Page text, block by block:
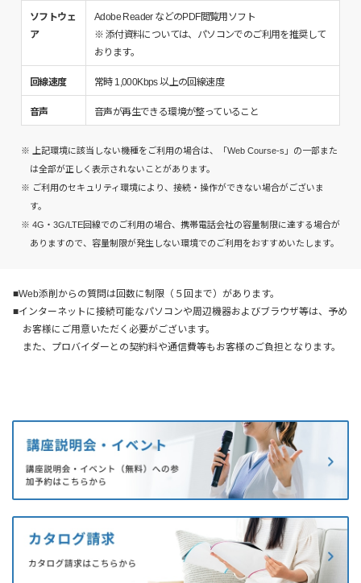
ソフトウェ
ア
Adobe Reader などのPDF閲覧用ソフト
※ 添付資料については、パソコンでのご利用を推奨して
おります。
回線速度 常時 1,000Kbps 以上の回線速度
音声 音声が再生できる環境が整っていること
※ 上記環境に該当しない機種をご利用の場合は、「Web Course-s」の一部また
は全部が正しく表示されないことがあります。
※ ご利用のセキュリティ環境により、接続・操作ができない場合がございま
す。
※ 4G・3G/LTE回線でのご利用の場合、携帯電話会社の容量制限に達する場合が
ありますので、容量制限が発生しない環境でのご利用をおすすめいたします。
■Web添削からの質問は回数に制限（５回まで）があります。
■インターネットに接続可能なパソコンや周辺機器およびブラウザ等は、予め
お客様にご用意いただく必要がございます。
また、プロバイダーとの契約料や通信費等もお客様のご負担となります。